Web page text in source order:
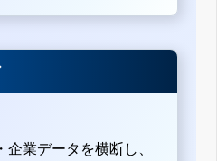
企業データを横断し、